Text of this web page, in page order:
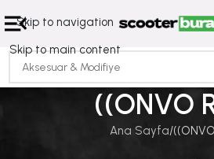
Skip to navigation
Skip to main content
((ONVO
Ana Sayfa